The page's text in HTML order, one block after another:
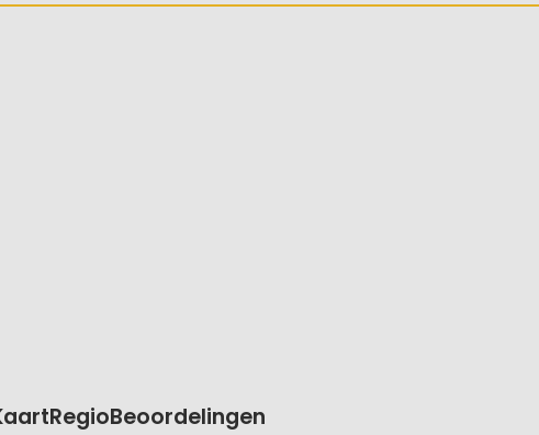
RegioBeoordelingen